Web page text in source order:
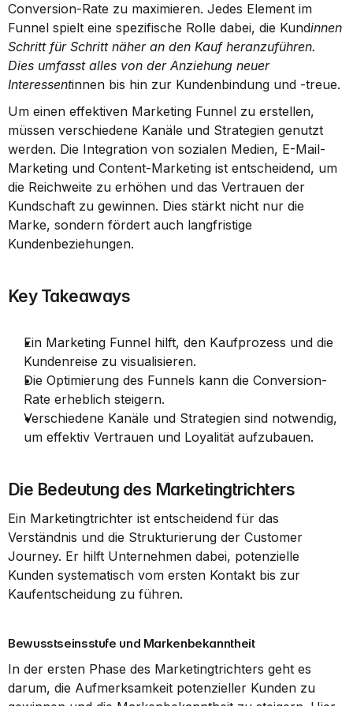
Conversion-Rate zu maximieren. Jedes Element im
Funnel spielt eine spezifische Rolle dabei, die Kundinnen
Schritt für Schritt näher an den Kauf heranzuführen.
Dies umfasst alles von der Anziehung neuer
Interessentinnen bis hin zur Kundenbindung und -treue.
Um einen effektiven Marketing Funnel zu erstellen,
müssen verschiedene Kanäle und Strategien genutzt
werden. Die Integration von sozialen Medien, E-Mail-
Marketing und Content-Marketing ist entscheidend, um
die Reichweite zu erhöhen und das Vertrauen der
Kundschaft zu gewinnen. Dies stärkt nicht nur die
Marke, sondern fördert auch langfristige
Kundenbeziehungen.
Key Takeaways
Ein Marketing Funnel hilft, den Kaufprozess und die
Kundenreise zu visualisieren.
Die Optimierung des Funnels kann die Conversion-
Rate erheblich steigern.
Verschiedene Kanäle und Strategien sind notwendig,
um effektiv Vertrauen und Loyalität aufzubauen.
Die Bedeutung des Marketingtrichters
Ein Marketingtrichter ist entscheidend für das
Verständnis und die Strukturierung der Customer
Journey. Er hilft Unternehmen dabei, potenzielle
Kunden systematisch vom ersten Kontakt bis zur
Kaufentscheidung zu führen.
Bewusstseinsstufe und Markenbekanntheit
In der ersten Phase des Marketingtrichters geht es
darum, die Aufmerksamkeit potenzieller Kunden zu